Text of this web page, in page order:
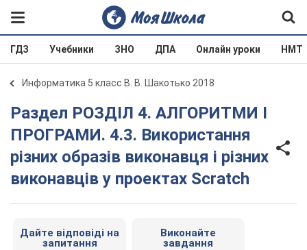
ГДЗ Учебники ЗНО ДПА Онлайн уроки НМТ
Информатика 5 класс В. В. Шакотько 2018
Раздел РОЗДІЛ 4. АЛГОРИТМИ І
ПРОГРАМИ. 4.3. Використання
різних образів виконавця і різних
виконавців у проектах Scratch
Дайте відповіді на
запитання
Виконайте
завдання